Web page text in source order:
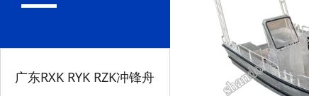
广东RXK RYK RZK冲锋舟